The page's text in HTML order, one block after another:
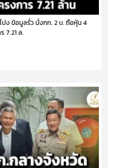
ง ข้อมูลรั่ว นั่งกก. 2 บ. ถือหุ้น 4
7.21 ล.